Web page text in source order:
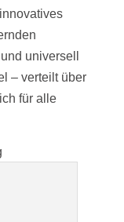
universell
– verteilt über
für alle